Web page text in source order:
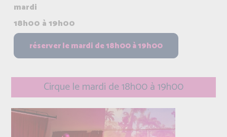
mardi
18h00 à 19h00
Cirque le mardi de 18h00 à 19h00